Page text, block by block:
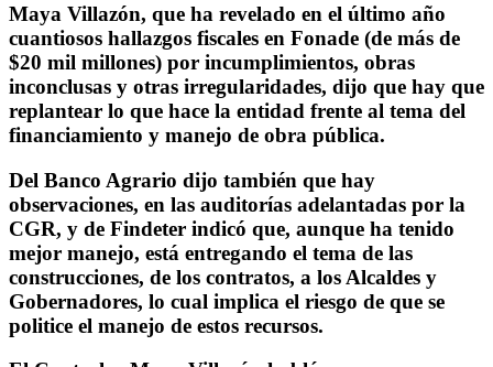
Maya Villazón, que ha revelado en el último año
cuantiosos hallazgos fiscales en Fonade (de más de
$20 mil millones) por incumplimientos, obras
inconclusas y otras irregularidades, dijo que hay que
replantear lo que hace la entidad frente al tema del
financiamiento y manejo de obra pública.
Del Banco Agrario dijo también que hay
observaciones, en las auditorías adelantadas por la
CGR, y de Findeter indicó que, aunque ha tenido
mejor manejo, está entregando el tema de las
construcciones, de los contratos, a los Alcaldes y
Gobernadores, lo cual implica el riesgo de que se
politice el manejo de estos recursos.